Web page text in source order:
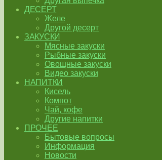
ДЕСЕРТ
Желе
Другой десерт
ЗАКУСКИ
Мясные закуски
Рыбные закуски
Овощные закуски
Видео закуски
НАПИТКИ
Кисель
Компот
Чай, кофе
Другие напитки
ПРОЧЕЕ
Бытовые вопросы
Информация
Новости